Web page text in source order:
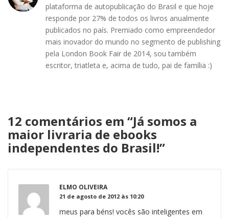
plataforma de autopublicação do Brasil e que hoje
responde por 27% de todos os livros anualmente
publicados no país. Premiado como empreendedor
mais inovador do mundo no segmento de publishing
pela London Book Fair de 2014, sou também
escritor, triatleta e, acima de tudo, pai de família :)
12 comentários em “Já somos a
maior livraria de ebooks
independentes do Brasil!”
ELMO OLIVEIRA
21 de agosto de 2012 às 10:20
meus para béns! vocês são inteligentes em